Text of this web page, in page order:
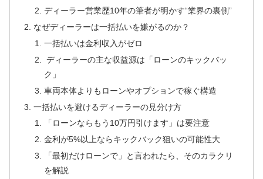
ディーラー営業歴10年の筆者が明かす“業界の裏側”
なぜディーラーは一括払いを嫌がるのか？
一括払いは金利収入がゼロ
ディーラーの主な収益源は「ローンのキックバッ
ク」
車両本体よりもローンやオプションで稼ぐ構造
一括払いを避けるディーラーの見分け方
「ローンならもう10万円引けます」は要注意
金利が5%以上ならキックバック狙いの可能性大
「最初だけローンで」と言われたら、そのカラクリ
を解説